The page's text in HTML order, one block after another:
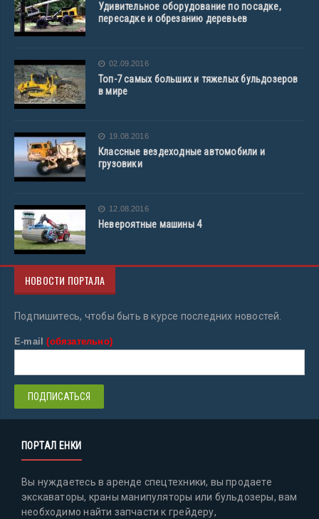
Удивительное оборудование по посадке,
пересадке и обрезанию деревьев
02.09.2016
Топ-7 самых больших и тяжелых бульдозеров
в мире
19.08.2016
Классные вездеходные автомобили и
грузовики
12.08.2016
Невероятные машины 4
НОВОСТИ ПОРТАЛА
Подпишитесь, чтобы быть в курсе последних новостей.
E-mail(обязательно)
ПОРТАЛ ЕНКИ
Вы нуждаетесь в аренде спецтехники, вы продаете
экскаваторы, краны манипуляторы или бульдозеры, вам
необходимо найти запчасти к грейдеру,